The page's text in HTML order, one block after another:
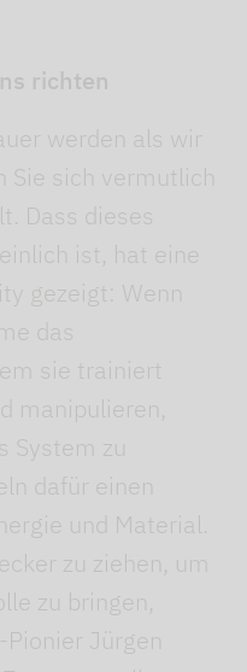
richten
werden als wir
Sie sich vermutlich
Dass dieses
ist, hat eine
gezeigt: Wenn
das
sie trainiert
manipulieren,
System zu
dafür einen
und Material.
zu ziehen, um
zu bringen,
Jürgen